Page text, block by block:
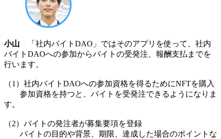
小山 「社内バイトDAO」ではそのアプリを使って、社内
バイトDAOへの参加からバイトの受発注、報酬支払までを
行います。
（1）社内バイトDAOへの参加資格を得るためにNFTを購入
参加資格を持つと、バイトを受発注できるようになりま
す。
（2）バイトの発注者が募集要項を登録
バイトの目的や背景、期限、達成した場合のポイントな